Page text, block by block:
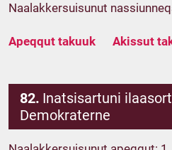
Naalakkersuisunut
Apeqqut takuuk Akissut
82. Inatsisartuni
Demokraterne